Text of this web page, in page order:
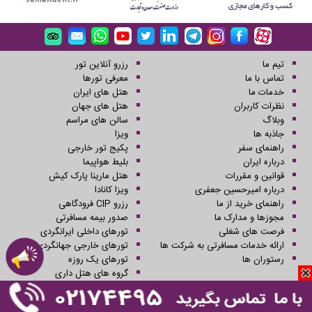
تیم ما
تماس با ما
خدمات ما
نظرات کاربران
وبلاگ
جاذبه ها
راهنمای سفر
درباره ایران
قوانین و مقررات
درباره امیرحسین جعفری
راهنمای خرید از ما
مجوزها و مدارک ما
فرصت های شغلی
ارائه خدمات مسافرتی به شرکت ها
رستوران ها
رزرو آنلاین تور
معرفی تورها
هتل های ایران
هتل های جهان
سالن های مراسم
ویزا
پکیج تور خارجی
بلیط هواپیما
هتل مارینا پارک کیش
ویزا کانادا
رزرو CIP فرودگاهی
صدور بیمه مسافرتی
تورهای داخلی ایرانگردی
تورهای خارجی جهانگردی
تورهای یک روزه
گروه های هتل داری
کلیه حقوق این سایت محفوظ و متعلق به شرکت سفرهای علاءالدین می باشد